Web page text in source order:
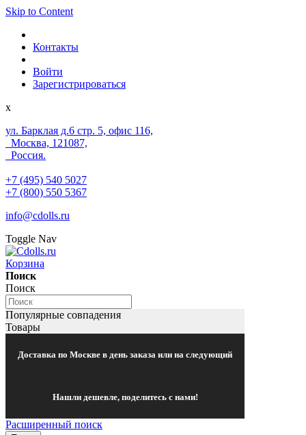
Skip to Content
Контакты
Войти
Зарегистрироваться
x
ул. Барклая д.6 стр. 5, офис 116,
Москва, 121087,
Россия.
+7 (495) 540 5027
+7 (800) 550 5367
info@cdolls.ru
Toggle Nav
Корзина
Поиск
Поиск
Популярные совпадения
Товары
Доставка по Москве в день заказа или на следующий
Нашли дешевле, поделитесь с нами!
Расширенный поиск